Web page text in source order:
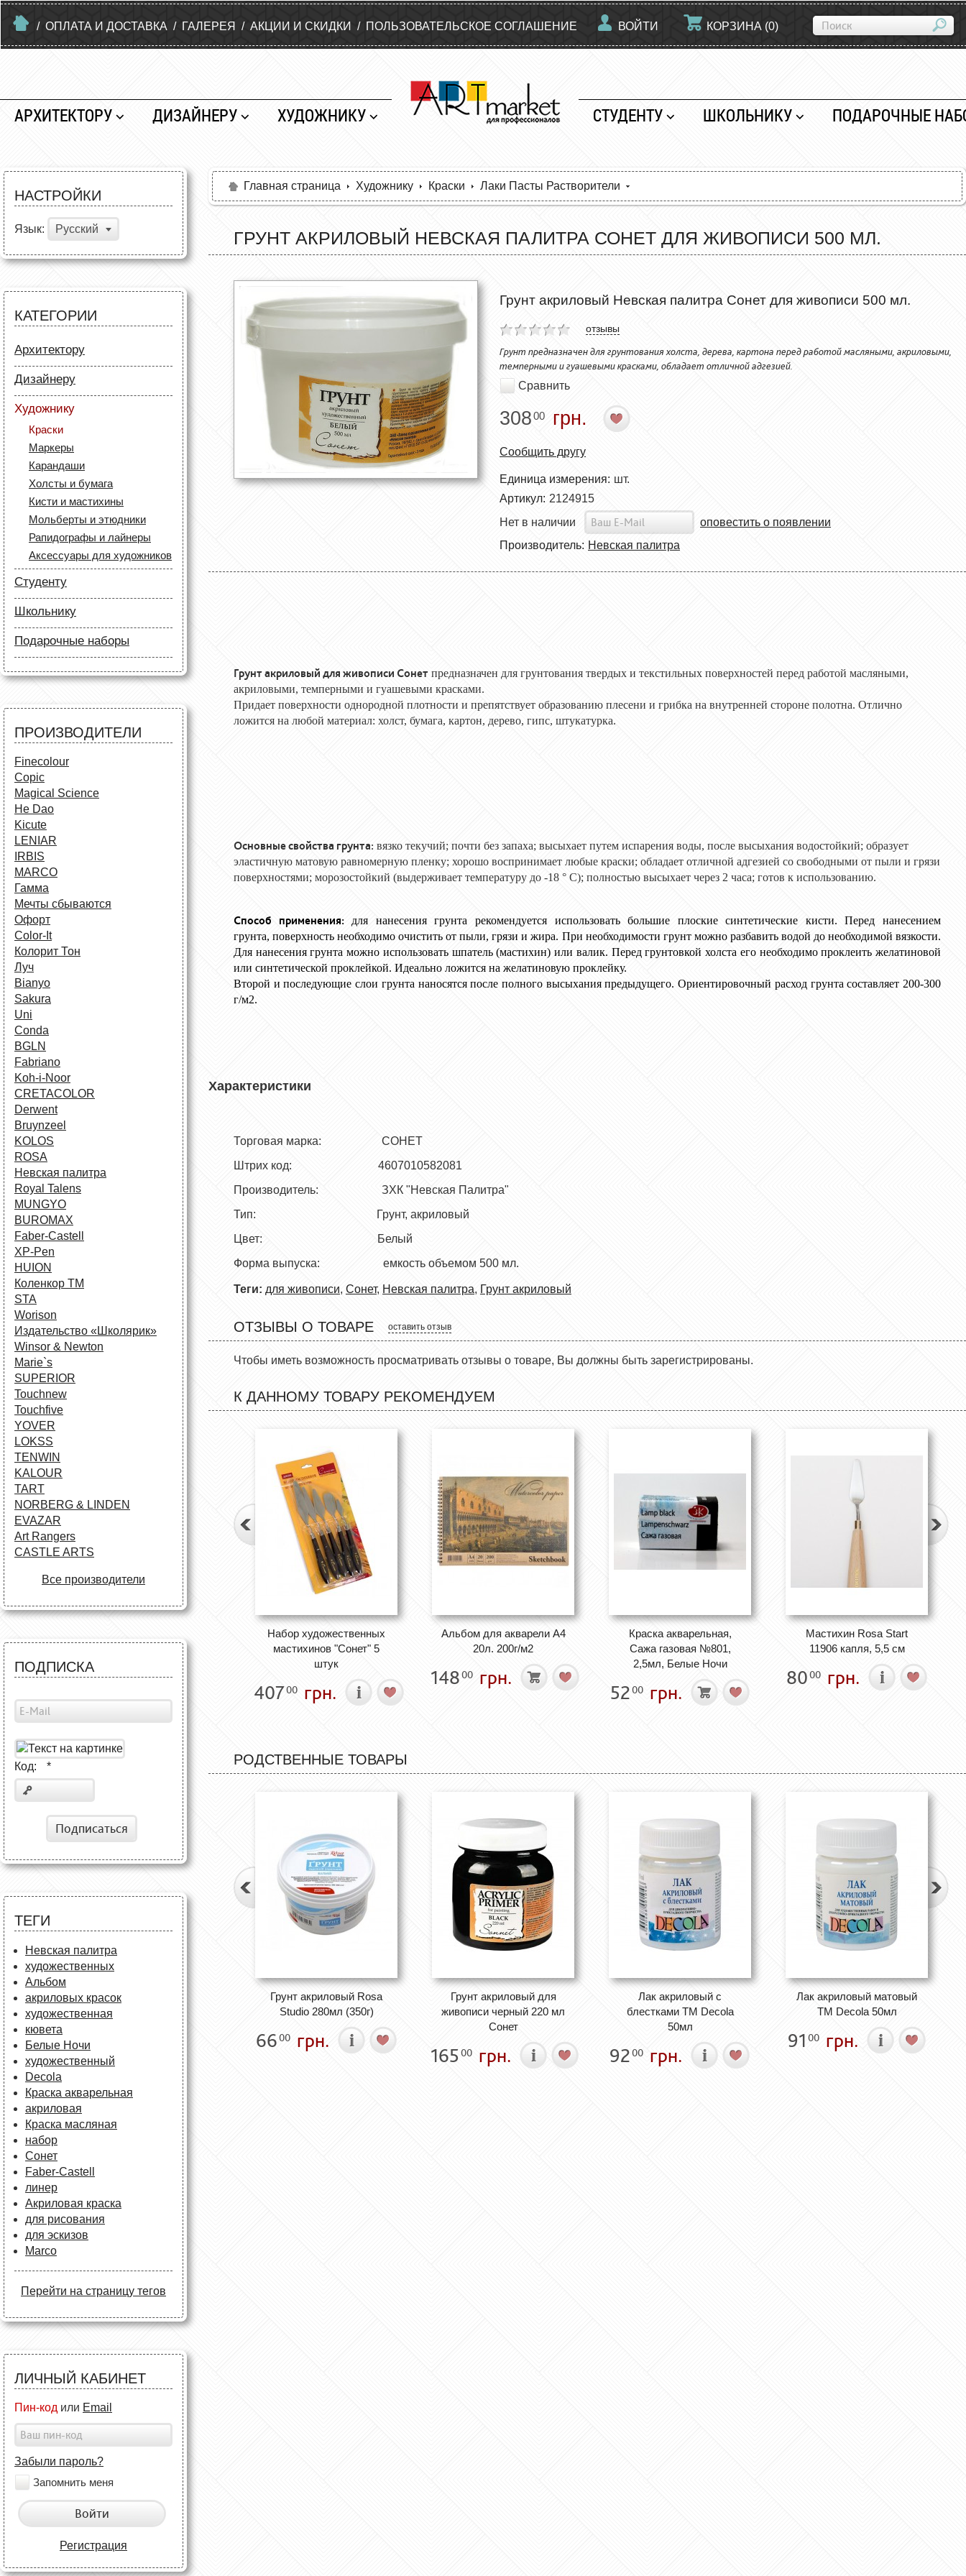
/ ОПЛАТА И ДОСТАВКА / ГАЛЕРЕЯ / АКЦИИ И СКИДКИ / ПОЛЬЗОВАТЕЛЬСКОЕ СОГЛАШЕНИЕ ВОЙТИ КОРЗИНА (0)
АРХИТЕКТОРУ ДИЗАЙНЕРУ ХУДОЖНИКУ СТУДЕНТУ ШКОЛЬНИКУ ПОДАРОЧНЫЕ
НАСТРОЙКИ
Язык: Русский
КАТЕГОРИИ
Архитектору
Бумага
Лайнеры
Маркеры
Карандаши
Аксессуары для
архитекторов
Дизайнеру
Бумага
Карандаши
Скетч маркеры
Лайнеры (рапидографы)
Аксессуары для дизайнеров
Художнику
Краски
Маркеры
Карандаши
Холсты и бумага
Кисти и мастихины
Мольберты и этюдники
Рапидографы и лайнеры
Аксессуары для художников
Студенту
Бумага
Лайнеры
Маркеры
Карандаши
Все для черчения
Школьнику
Бумага
Маркеры
Все для черчения
Все для творчества
Аксессуары для
школьников
Подарочные наборы
Карандаши
Краски и кисти
ПРОИЗВОДИТЕЛИ
Finecolour
Copic
Magical Science
He Dao
Kicute
LENIAR
IRBIS
MARCO
Гамма
Мечты сбываются
Офорт
Сolor-It
Колорит Тон
Луч
Bianyo
Sakura
Uni
Conda
BGLN
Fabriano
Koh-i-Noor
CRETACOLOR
Derwent
Bruynzeel
KOLOS
ROSA
Невская палитра
Royal Talens
MUNGYO
BUROMAX
Faber-Castell
XP-Pen
HUION
Коленкор ТМ
STA
Worison
Издательство «Школярик»
Winsor & Newton
Marie`s
SUPERIOR
Touchnew
Touchfive
YOVER
LOKSS
TENWIN
KALOUR
TART
NORBERG & LINDEN
EVAZAR
Art Rangers
CASTLE ARTS
Все производители
ПОДПИСКА
Код: *
Подписаться
ТЕГИ
Невская палитра
художественных
Альбом
акриловых красок
художественная
кювета
Белые Ночи
художественный
Decola
Краска акварельная
акриловая
Краска масляная
набор
Сонет
Faber-Castell
линер
Акриловая краска
для рисования
для эскизов
Marco
Перейти на страницу тегов
ЛИЧНЫЙ КАБИНЕТ
Пин-код или Email
Забыли пароль?
Запомнить меня
Войти
Регистрация
Главная страница Художнику Краски Лаки Пасты Растворители
ГРУНТ АКРИЛОВЫЙ НЕВСКАЯ ПАЛИТРА СОНЕТ ДЛЯ ЖИВОПИСИ 500 МЛ.
Грунт акриловый Невская палитра Сонет для живописи 500 мл.
отзывы
Грунт предназначен для грунтования холста, дерева, картона перед работой масляными, акриловыми,
темперными и гуашевыми красками, обладает отличной адгезией.
Сравнить
30800 грн.
Сообщить другу
Единица измерения: шт.
Артикул: 2124915
Нет в наличии
оповестить о появлении
Производитель: Невская палитра
Грунт акриловый для живописи Сонет предназначен для грунтования твердых и текстильных поверхностей перед работой масляными,
акриловыми, темперными и гуашевыми красками.
Придает поверхности однородной плотности и препятствует образованию плесени и грибка на внутренней стороне полотна. Отлично
ложится на любой материал: холст, бумага, картон, дерево, гипс, штукатурка.
Основные свойства грунта: вязко текучий; почти без запаха; высыхает путем испарения воды, после высыхания водостойкий; образует
эластичную матовую равномерную пленку; хорошо воспринимает любые краски; обладает отличной адгезией со свободными от пыли и грязи
поверхностями; морозостойкий (выдерживает температуру до -18 ° С); полностью высыхает через 2 часа; готов к использованию.
Способ применения:для нанесения грунта рекомендуется использовать большие плоские синтетические кисти. Перед нанесением
грунта, поверхность необходимо очистить от пыли, грязи и жира. При необходимости грунт можно разбавить водой до необходимой вязкости.
Для нанесения грунта можно использовать шпатель (мастихин) или валик. Перед грунтовкой холста его необходимо проклеить желатиновой
или синтетической проклейкой. Идеально ложится на желатиновую проклейку.
Второй и последующие слои грунта наносятся после полного высыхания предыдущего. Ориентировочный расход грунта составляет 200-300
г/м2.
Характеристики
Торговая марка: СОНЕТ
Штрих код: 4607010582081
Производитель: ЗХК "Невская Палитра"
Тип: Грунт, акриловый
Цвет: Белый
Форма выпуска: емкость объемом 500 мл.
Теги: для живописи, Сонет, Невская палитра, Грунт акриловый
ОТЗЫВЫ О ТОВАРЕ оставить отзыв
Чтобы иметь возможность просматривать отзывы о товаре, Вы должны быть зарегистрированы.
К ДАННОМУ ТОВАРУ РЕКОМЕНДУЕМ
Набор художественных
мастихинов "Сонет" 5
штук
40700 грн.
Альбом для акварели А4
20л. 200г/м2
14800 грн.
Краска акварельная,
Сажа газовая №801,
2,5мл, Белые Ночи
5200 грн.
Мастихин Rosa Start
11906 капля, 5,5 см
8000 грн.
РОДСТВЕННЫЕ ТОВАРЫ
Грунт акриловый Rosa
Studio 280мл (350г)
6600 грн.
Грунт акриловый для
живописи черный 220 мл
Сонет
16500 грн.
Лак акриловый с
блестками ТМ Decola
50мл
9200 грн.
Лак акриловый матовый
ТМ Decola 50мл
91 00 грн.